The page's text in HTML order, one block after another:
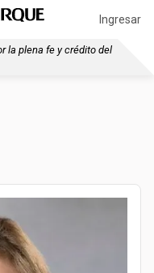
Ingresar
la plena fe y crédito del